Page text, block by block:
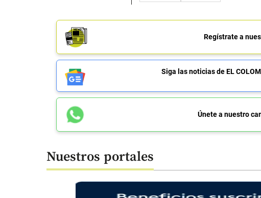
Regístrate a
Siga las noticias de EL
Únete a nuestro
Nuestros portales